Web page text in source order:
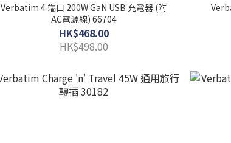
Verbatim 4 端口 200W GaN USB 充電器 (附
AC電源線) 66704
HK$468.00
HK$498.00